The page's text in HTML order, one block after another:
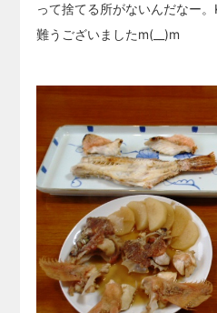
って捨てる所がないんだなー
難うございましたm(__)m